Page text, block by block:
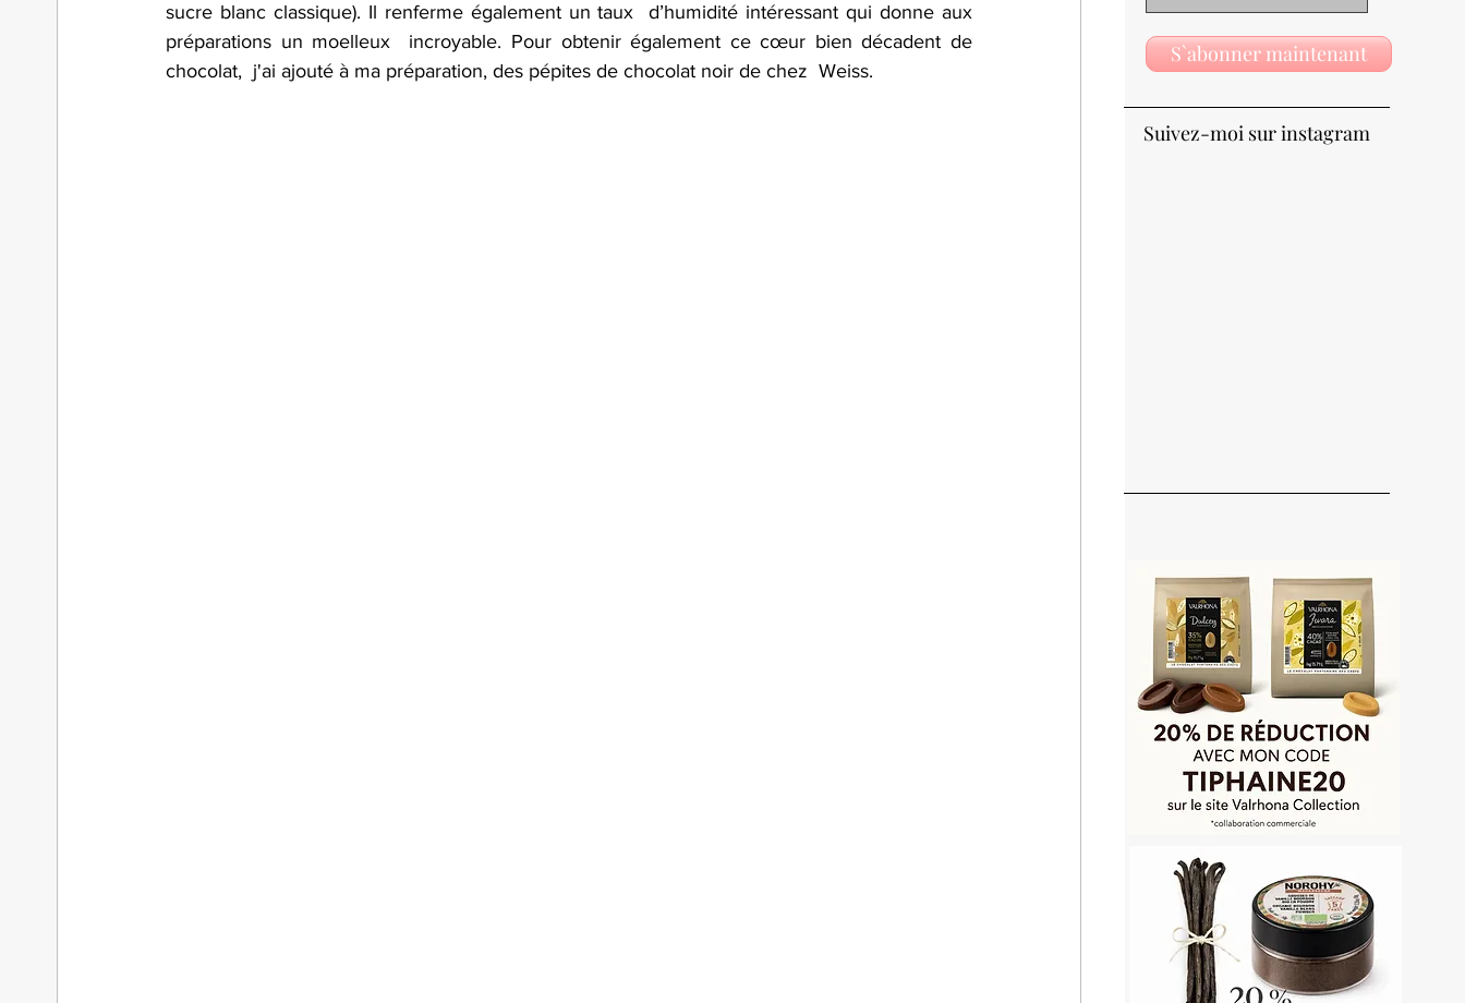
sucre blanc classique). Il renferme également un taux  d’humidité intéressant qui donne aux
préparations un moelleux  incroyable. Pour obtenir également ce cœur bien décadent de
chocolat,  j'ai ajouté à ma préparation, des pépites de chocolat noir de chez  Weiss.
S`abonner maintenant
Suivez-moi sur instagram